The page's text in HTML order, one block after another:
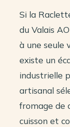
Si la
du Valais
à une seule
existe un
industrielle
artisanal
fromage de
cuisson et